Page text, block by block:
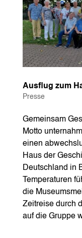
Ausflug zum
Presse
Gemeinsam
Motto
einen
Haus der
Deutschland in
Temperaturen
die
Zeitreise durch
auf die Gruppe